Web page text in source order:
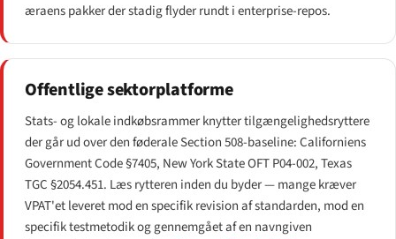
æraens pakker der stadig flyder rundt i enterprise-repos.
Offentlige sektorplatforme
Stats- og lokale indkøbsrammer knytter tilgængelighedsryttere
der går ud over den føderale Section 508-baseline: Californiens
Government Code §7405, New York State OFT P04-002, Texas
TGC §2054.451. Læs rytteren inden du byder — mange kræver
VPAT'et leveret mod en specifik revision af standarden, mod en
specifik testmetodik og gennemgået af en navngiven